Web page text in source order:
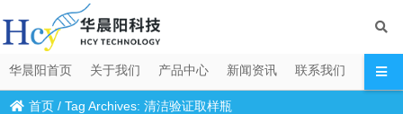
华晨阳首页 关于我们 产品中心 新闻资讯 联系我们
首页 /Tag Archives: 清洁验证取样瓶